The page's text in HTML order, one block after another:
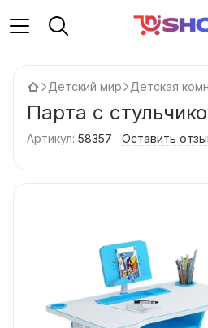
Детский мир Детская
Парта с
Артикул: 58357 Оставить